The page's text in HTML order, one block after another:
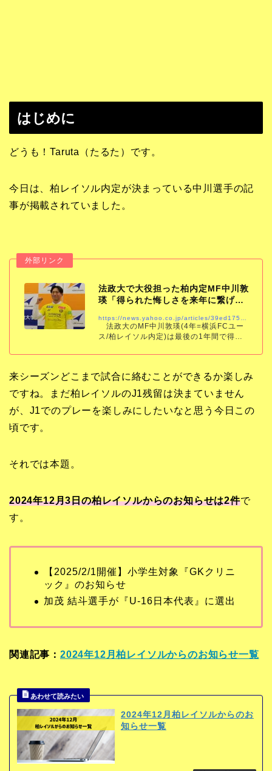
はじめに
どうも！Taruta（たるた）です。
今日は、柏レイソル内定が決まっている中川選手の記
事が掲載されていました。
法政大で大役担った柏内定MF中川敦
瑛「得られた悔しさを来年に繋げて
https://news.yahoo.co.jp/articles/39ed1750bebf49f2cfd94bc47aedce7069c7041c
法政大のMF中川敦瑛(4年=横浜FCユー
ス/柏レイソル内定)は最後の1年間で得た
3日のJリーグクラブ内定選手記者会見を終
来シーズンどこまで試合に絡むことができるか楽しみ
ですね。まだ柏レイソルのJ1残留は決まていません
が、J1でのプレーを楽しみにしたいなと思う今日この
頃です。
それでは本題。
2024年12月3日の柏レイソルからのお知らせは2件で
す。
【2025/2/1開催】小学生対象『GKクリニ
ック』のお知らせ
加茂 結斗選手が『U-16日本代表』に選出
関連記事： 2024年12月柏レイソルからのお知らせ一覧
2024年12月柏レイソルからのお
知らせ一覧